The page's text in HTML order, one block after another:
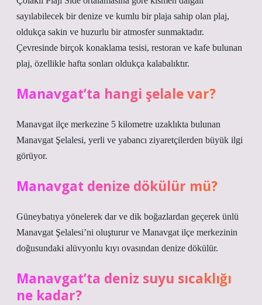
sayılabilecek bir denize ve kumlu bir plaja sahip olan plaj,
oldukça sakin ve huzurlu bir atmosfer sunmaktadır.
Çevresinde birçok konaklama tesisi, restoran ve kafe bulunan
plaj, özellikle hafta sonları oldukça kalabalıktır.
Manavgat’ta hangi şelale var?
Manavgat ilçe merkezine 5 kilometre uzaklıkta bulunan
Manavgat Şelalesi, yerli ve yabancı ziyaretçilerden büyük ilgi
görüyor.
Manavgat denize dökülür mü?
Güneybatıya yönelerek dar ve dik boğazlardan geçerek ünlü
Manavgat Şelalesi’ni oluşturur ve Manavgat ilçe merkezinin
doğusundaki alüvyonlu kıyı ovasından denize dökülür.
Manavgat’ta deniz suyu sıcaklığı
ne kadar?